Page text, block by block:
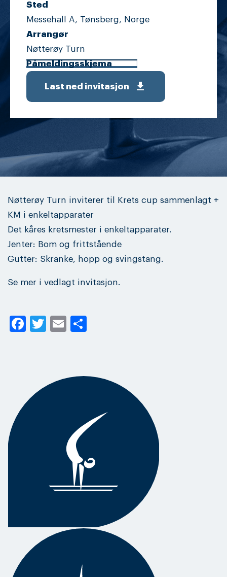
Sted
Messehall A, Tønsberg, Norge
Arrangør
Nøtterøy Turn
Påmeldingsskjema
Last ned invitasjon get_app
Nøtterøy Turn inviterer til Krets cup sammenlagt +
KM i enkeltapparater
Det kåres kretsmester i enkeltapparater.
Jenter: Bom og frittstående
Gutter: Skranke, hopp og svingstang.
Se mer i vedlagt invitasjon.
Facebook
Twitter
Email